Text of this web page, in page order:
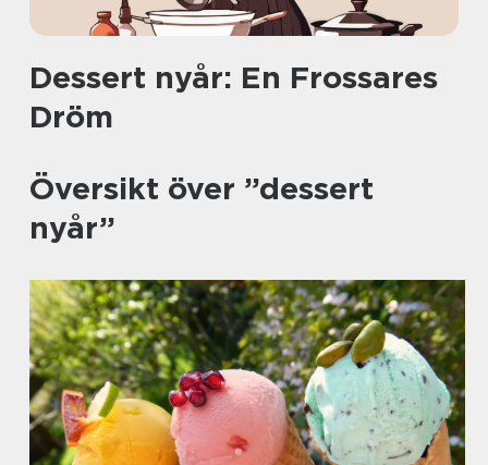
Dessert nyår: En Frossares
Dröm
Översikt över ”dessert
nyår”